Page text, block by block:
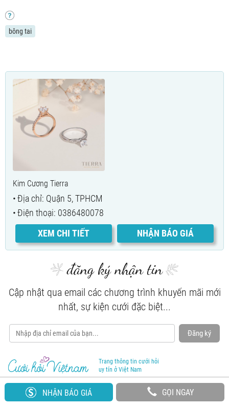
bông tai
Kim Cương Tierra
Địa chỉ: Quận 5, TPHCM
Điện thoại: 0386480078
XEM CHI TIẾT
NHẬN BÁO GIÁ
đăng ký nhận tin
Cập nhật qua email các chương trình khuyến mãi mới
nhất, sự kiện cưới đặc biệt...
Đăng ký
NHẬN BÁO GIÁ GỌI NGAY
Trang thông tin cưới hỏi
uy tín ở Việt Nam